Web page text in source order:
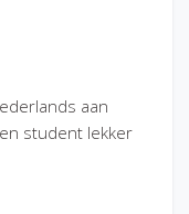
aan
student lekker